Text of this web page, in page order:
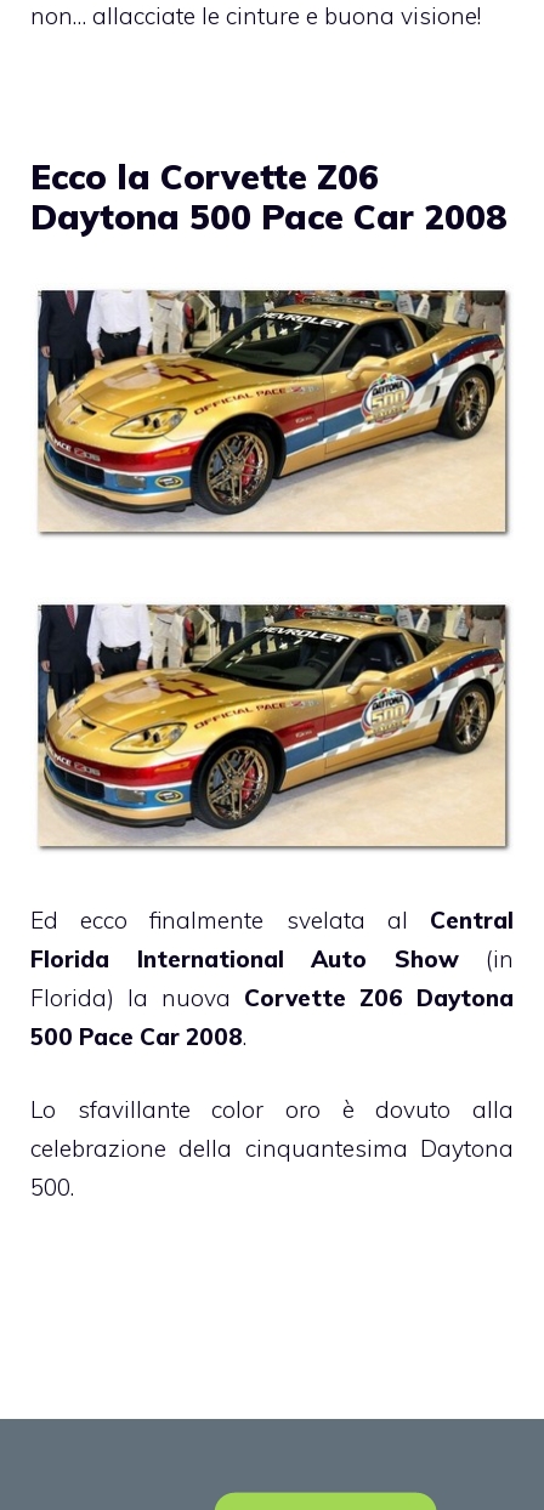
non… allacciate le cinture e buona visione!
Ecco la Corvette Z06
Daytona 500 Pace Car 2008
Ed ecco finalmente svelata al Central
Florida International Auto Show(in
Florida) la nuova Corvette Z06 Daytona
500 Pace Car 2008.
Lo sfavillante color oro è dovuto alla
celebrazione della cinquantesima Daytona
500.